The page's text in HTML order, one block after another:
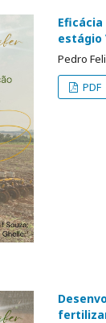
estágio
Pedro
PDF